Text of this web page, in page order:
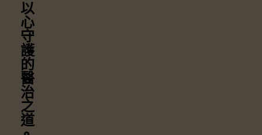
以心守護
的醫治之道